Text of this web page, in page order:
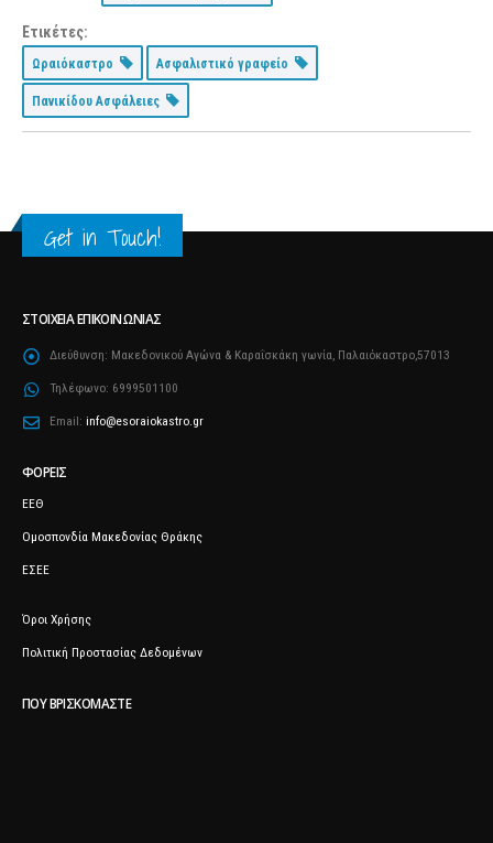
Ετικέτες:
Ωραιόκαστρο Ασφαλιστικό γραφείο
Πανικίδου Ασφάλειες
Get in Touch!
ΣΤΟΙΧΕΊΑ ΕΠΙΚΟΙΝΩΝΊΑΣ
Διεύθυνση: Μακεδονικού Αγώνα & Καραΐσκάκη γωνία, Παλαιόκαστρο,57013
Τηλέφωνο: 6999501100
Email: info@esoraiokastro.gr
ΦΟΡΕΊΣ
ΕΕΘ
Ομοσπονδία Μακεδονίας Θράκης
ΕΣΕΕ
Όροι Χρήσης
Πολιτική Προστασίας Δεδομένων
ΠΟΥ ΒΡΙΣΚΌΜΑΣΤΕ